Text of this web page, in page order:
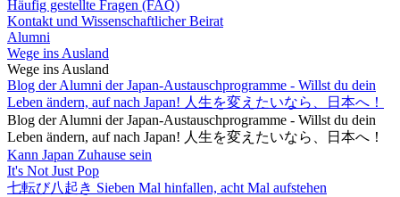
Häufig gestellte Fragen (FAQ)
Kontakt und Wissenschaftlicher Beirat
Alumni
Wege ins Ausland
Wege ins Ausland
Blog der Alumni der Japan-Austauschprogramme - Willst du dein
Leben ändern, auf nach Japan! 人生を変えたいなら、日本へ！
Blog der Alumni der Japan-Austauschprogramme - Willst du dein
Leben ändern, auf nach Japan! 人生を変えたいなら、日本へ！
Kann Japan Zuhause sein
It's Not Just Pop
七転び八起き Sieben Mal hinfallen, acht Mal aufstehen